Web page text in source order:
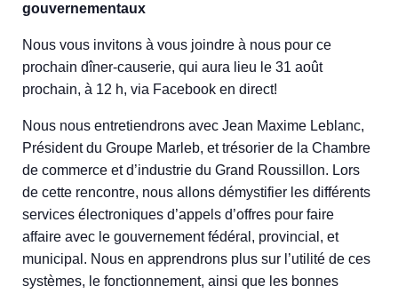
gouvernementaux
Nous vous invitons à vous joindre à nous pour ce
prochain dîner-causerie, qui aura lieu le 31 août
prochain, à 12 h, via Facebook en direct!
Nous nous entretiendrons avec Jean Maxime Leblanc,
Président du Groupe Marleb, et trésorier de la Chambre
de commerce et d’industrie du Grand Roussillon. Lors
de cette rencontre, nous allons démystifier les différents
services électroniques d’appels d’offres pour faire
affaire avec le gouvernement fédéral, provincial, et
municipal. Nous en apprendrons plus sur l’utilité de ces
systèmes, le fonctionnement, ainsi que les bonnes